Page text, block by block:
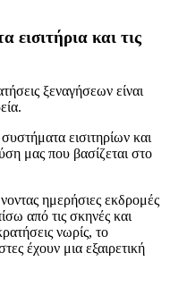
εισιτήρια και τις
ξεναγήσεων είναι
εισιτηρίων και
μας που βασίζεται στο
ημερήσιες εκδρομές
από τις σκηνές και
νωρίς, το
έχουν μια εξαιρετική